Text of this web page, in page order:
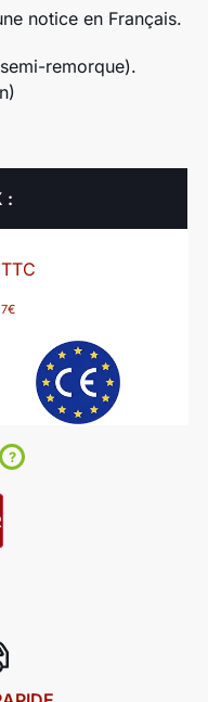
notice en Français.
remorque).
:
TTC
€
?